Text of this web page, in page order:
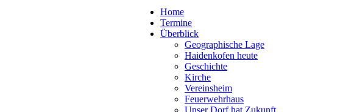
Home
Termine
Überblick
Geographische Lage
Haidenkofen heute
Geschichte
Kirche
Vereinsheim
Feuerwehrhaus
Unser Dorf hat Zukunft